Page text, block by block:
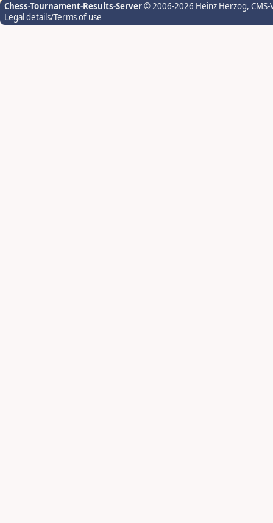
Chess-Tournament-Results-Server© 2006-2026 Heinz Herzog,
Legal details/Terms of use